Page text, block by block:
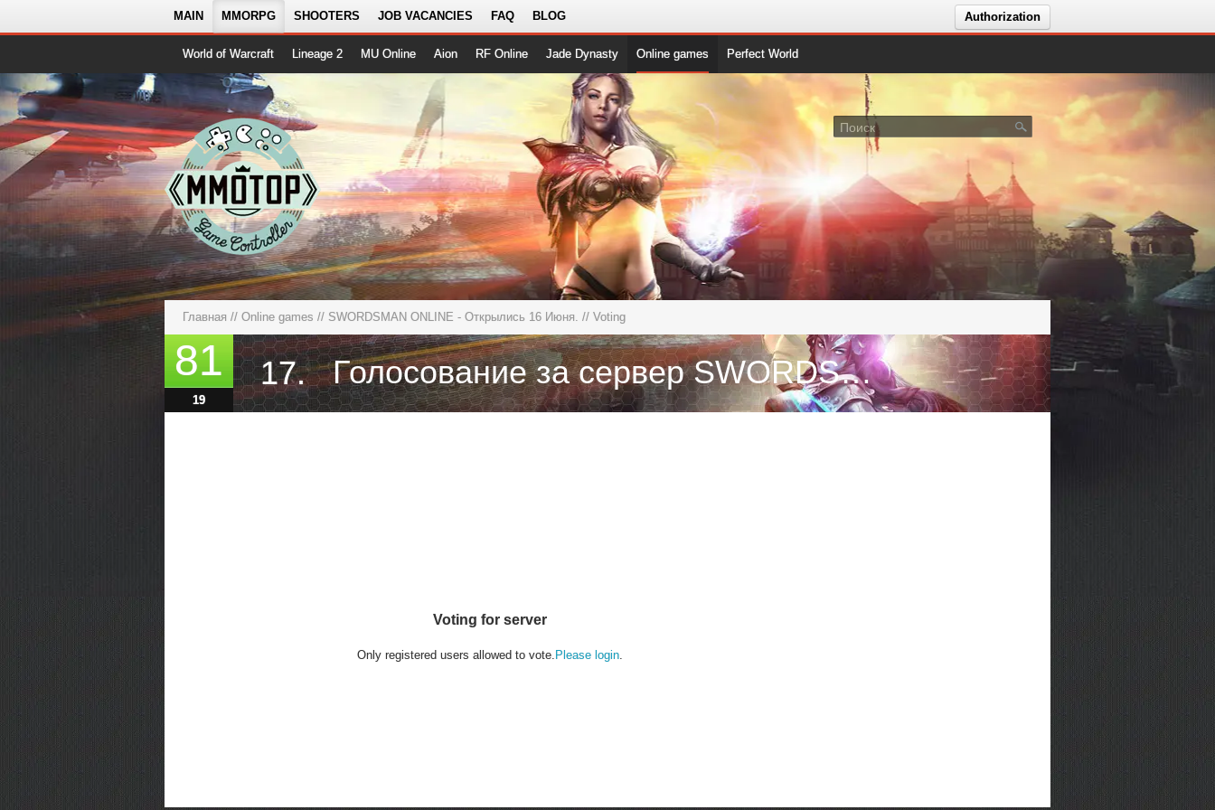
MAIN MMORPG SHOOTERS JOB VACANCIES FAQ BLOG Authorization
World of Warcraft Lineage 2 MU Online Aion RF Online Jade Dynasty Online games Perfect World
Главная // Online games // SWORDSMAN ONLINE - Открылись 16 Июня. // Voting
81 17. Голосование за сервер SWORDSMAN FORVARD - EASY START
19
Voting for server
Only registered users allowed to vote. Please login.